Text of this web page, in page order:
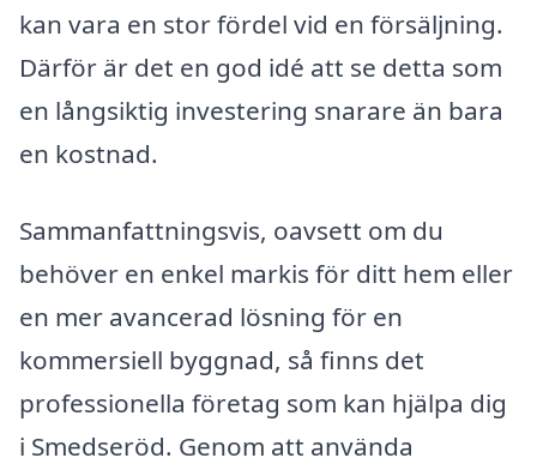
kan vara en stor fördel vid en försäljning.
Därför är det en god idé att se detta som
en långsiktig investering snarare än bara
en kostnad.
Sammanfattningsvis, oavsett om du
behöver en enkel markis för ditt hem eller
en mer avancerad lösning för en
kommersiell byggnad, så finns det
professionella företag som kan hjälpa dig
i Smedseröd. Genom att använda